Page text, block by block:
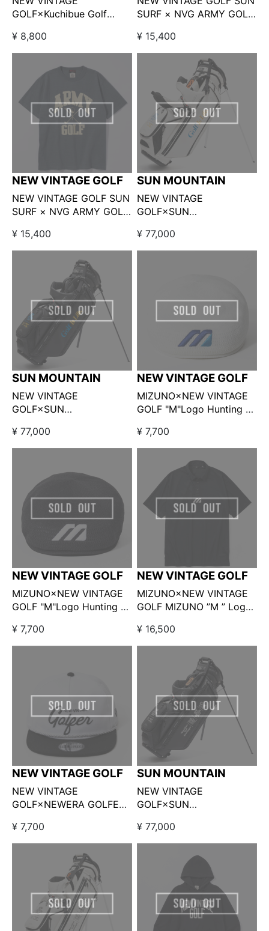
GOLF×Kuchibue Golf
ット ホワイト【GO/LOOK!
限定販売】
¥ 8,800
SURF × NVG ARMY GOLF
¥ 15,400
NEW VINTAGE GOLF
NEW VINTAGE GOLF SUN
SURF × NVG ARMY GOLF
¥ 15,400
SUN MOUNTAIN
NEW VINTAGE
GOLF×SUN
Golf Gentleman 『Golf Is
Life 』キャディバッグ □
¥ 77,000
SUN MOUNTAIN
NEW VINTAGE
GOLF×SUN
Golf Gentleman 『Golf Is
Life 』キャディバッグ □
¥ 77,000
NEW VINTAGE GOLF
MIZUNO×NEW VINTAGE
GOLF "M"Logo Hunting ホ
¥ 7,700
NEW VINTAGE GOLF
MIZUNO×NEW VINTAGE
GOLF "M"Logo Hunting ブ
¥ 7,700
NEW VINTAGE GOLF
MIZUNO×NEW VINTAGE
GOLF MIZUNO ”M ” Logo
¥ 16,500
NEW VINTAGE GOLF
NEW VINTAGE
GOLF×NEWERA GOLFER
¥ 7,700
SUN MOUNTAIN
NEW VINTAGE
GOLF×SUN
Golf Gentleman □ ALLロ
ゴ キャディバッグ ブラッ
ク【GO/LOOK!限定販売】
¥ 77,000